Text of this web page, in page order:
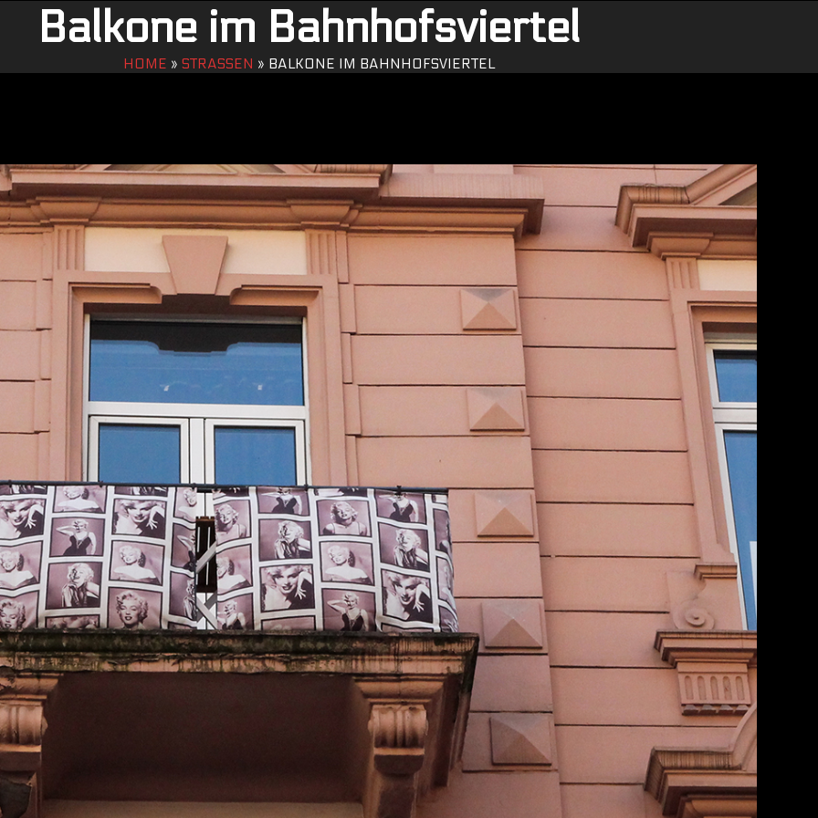
Balkone im Bahnhofsviertel
HOME » STRASSEN » BALKONE IM BAHNHOFSVIERTEL